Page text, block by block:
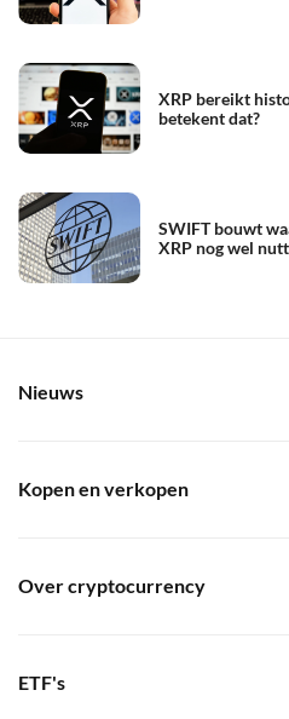
XRP bereikt
betekent dat?
SWIFT bouwt
XRP nog wel
Nieuws
Kopen en verkopen
Over cryptocurrency
ETF's